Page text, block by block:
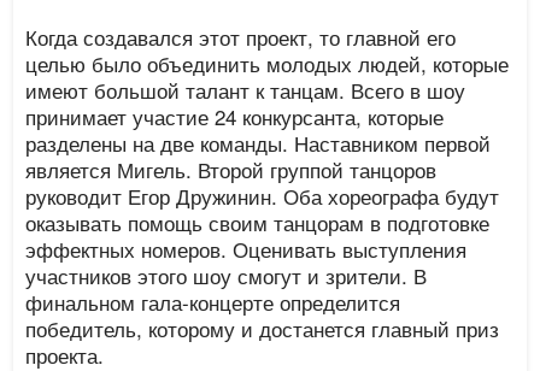
Когда создавался этот проект, то главной его
целью было объединить молодых людей, которые
имеют большой талант к танцам. Всего в шоу
принимает участие 24 конкурсанта, которые
разделены на две команды. Наставником первой
является Мигель. Второй группой танцоров
руководит Егор Дружинин. Оба хореографа будут
оказывать помощь своим танцорам в подготовке
эффектных номеров. Оценивать выступления
участников этого шоу смогут и зрители. В
финальном гала-концерте определится
победитель, которому и достанется главный приз
проекта.